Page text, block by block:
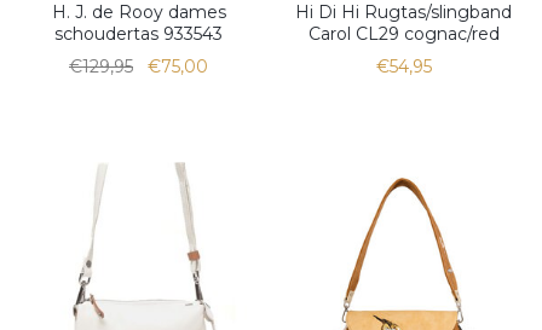
H. J. de Rooy dames
schoudertas 933543
€129,95
€75,00
Hi Di Hi Rugtas/slingband
Carol CL29 cognac/red
€54,95